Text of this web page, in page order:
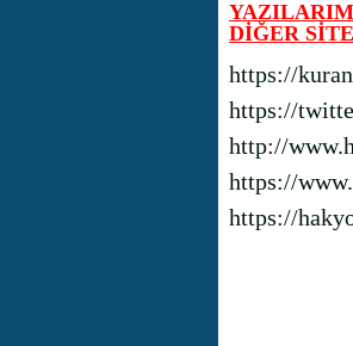
DİĞER
https://
https://
http://
https://
https://